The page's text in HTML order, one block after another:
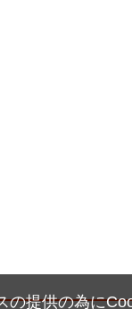
の提供の為に